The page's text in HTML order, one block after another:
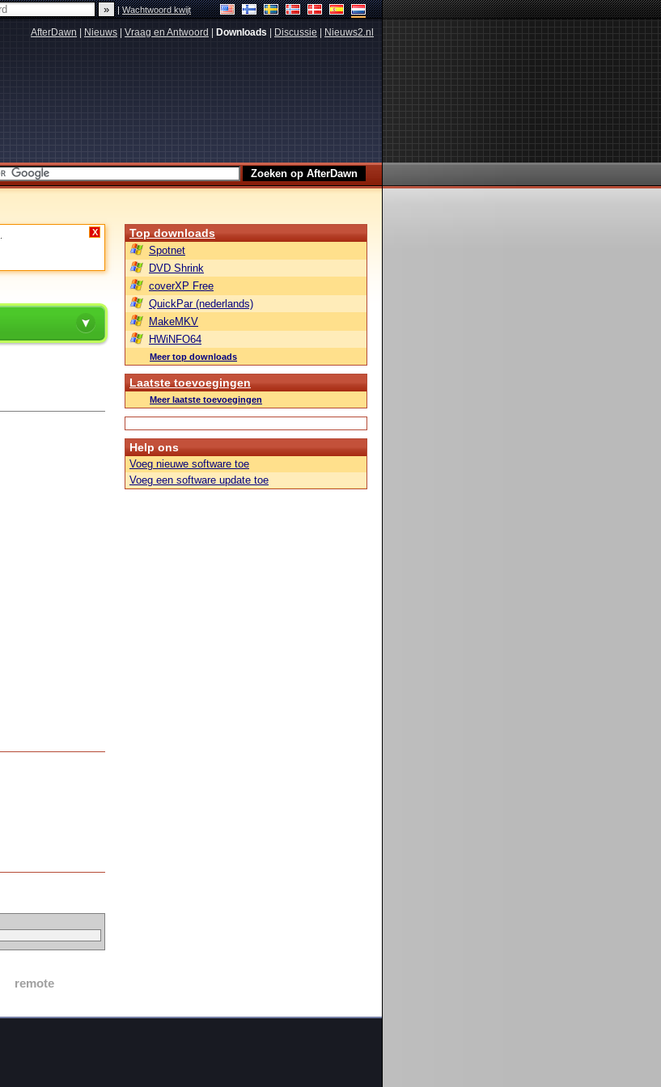
|Wachtwoord kwijt
AfterDawn Nieuws Vraag en Antwoord Downloads Discussie Nieuws2.nl
X
remote
Top downloads
Spotnet
DVD Shrink
coverXP Free
QuickPar (nederlands)
MakeMKV
HWiNFO64
Meer top downloads
Laatste toevoegingen
Meer laatste toevoegingen
Help ons
Voeg nieuwe software toe
Voeg een software update toe